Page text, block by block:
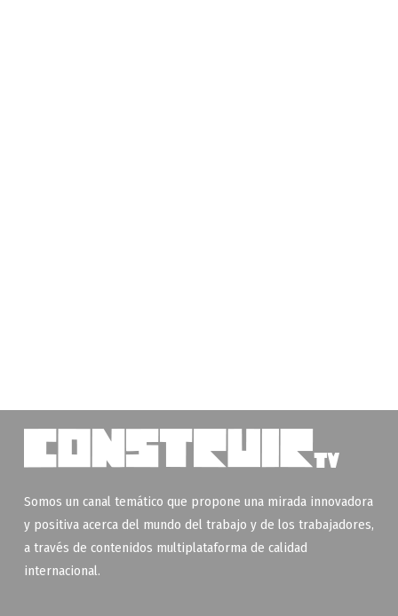
Somos un canal temático que propone una mirada innovadora
y positiva acerca del mundo del trabajo y de los trabajadores,
a través de contenidos multiplataforma de calidad
internacional.